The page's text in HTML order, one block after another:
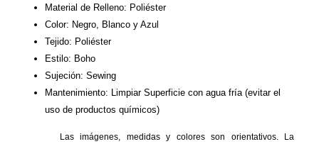
Material de Relleno: Poliéster
Color: Negro, Blanco y Azul
Tejido: Poliéster
Estilo: Boho
Sujeción: Sewing
Mantenimiento: Limpiar Superficie con agua fría (evitar el
uso de productos químicos)
Las imágenes, medidas y colores son orientativos. La